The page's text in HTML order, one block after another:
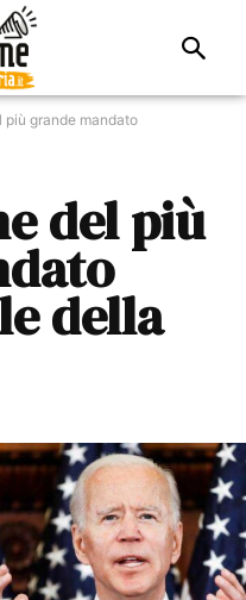
più grande mandato
del più
della